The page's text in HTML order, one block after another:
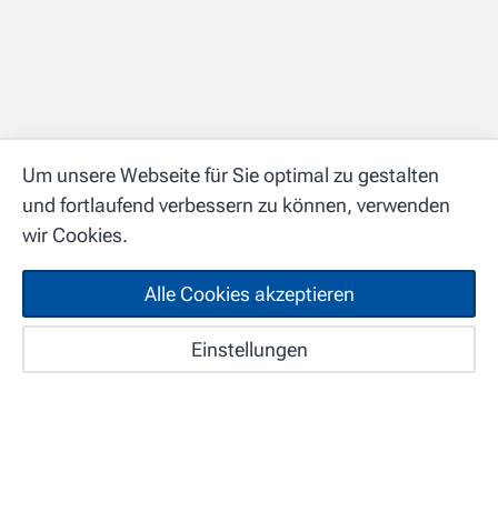
Start Karte
Suchabo
Um unsere Webseite für Sie optimal zu gestalten
und fortlaufend verbessern zu können, verwenden
wir Cookies.
Alle Cookies akzeptieren
Einstellungen